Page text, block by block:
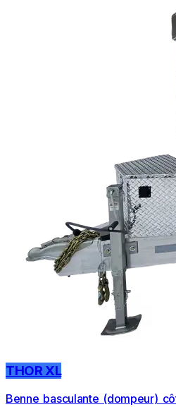
THOR XL
Benne basculante (dompeur)